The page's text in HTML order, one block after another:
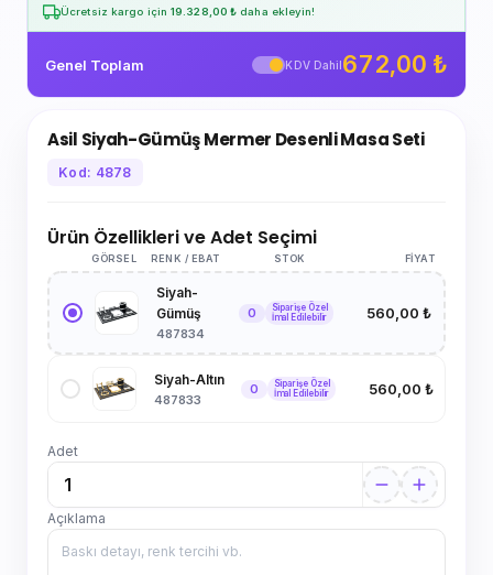
Ücretsiz kargo için 19.328,00 ₺ daha ekleyin!
Genel Toplam KDV Dahil672,00 ₺
Asil Siyah-Gümüş Mermer Desenli Masa Seti
Kod: 4878
Ürün Özellikleri ve Adet Seçimi
GÖRSEL RENK / EBAT STOK FIYAT
Siyah-
Gümüş
487834
0
Siparişe Özel
İmal Edilebilir
560,00 ₺
Siyah-Altın
487833
0
Siparişe Özel
İmal Edilebilir
560,00 ₺
Adet
Açıklama